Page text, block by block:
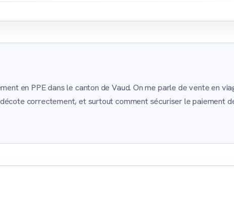
en PPE dans le canton de Vaud. On me parle de vente en
correctement, et surtout comment sécuriser le paiement